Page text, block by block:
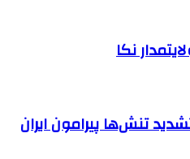
نکا
تنش‌ها پیرامون ایران